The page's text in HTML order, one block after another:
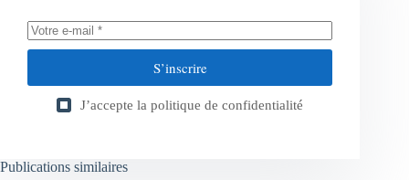
S’inscrire
J’accepte la politique de confidentialité
Publications similaires